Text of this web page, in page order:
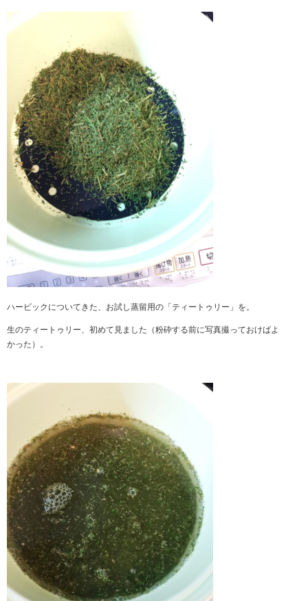
ハービックについてきた、お試し蒸留用の「ティートゥリー」を。
生のティートゥリー、初めて見ました（粉砕する前に写真撮っておけばよ
かった）。